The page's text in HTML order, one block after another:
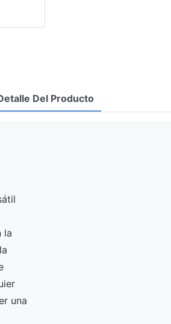
Del Producto
la
una